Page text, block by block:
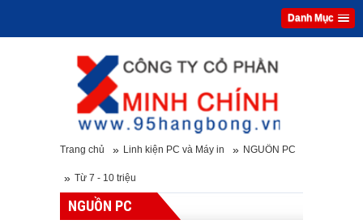
Danh Mục
Trang chủ » Linh kiện PC và Máy in » NGUỒN PC
» Từ 7 - 10 triệu
NGUỒN PC